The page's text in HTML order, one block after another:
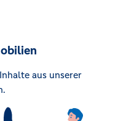
aus unserer